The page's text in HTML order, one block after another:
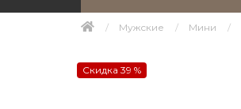
Мужские Мини
Скидка 39 %